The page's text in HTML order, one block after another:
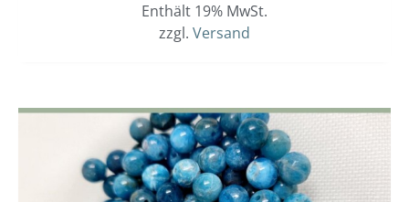
Enthält 19% MwSt.
zzgl. Versand